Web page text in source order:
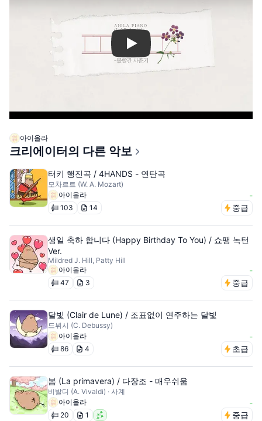
Play
아이올라
크리에이터의 다른 악보
터키 행진곡 / 4HANDS - 연탄곡
모차르트 (W. A. Mozart)
아이올라
-
103 14 중급
생일 축하 합니다 (Happy Birthday To You) / 쇼팽 녹턴
Ver.
Mildred J. Hill, Patty Hill
아이올라
-
47 3 중급
달빛 (Clair de Lune) / 조표없이 연주하는 달빛
드뷔시 (C. Debussy)
아이올라
-
86 4 초급
봄 (La primavera) / 다장조 - 매우쉬움
비발디 (A. Vivaldi) · 사계
아이올라
-
20 1 중급